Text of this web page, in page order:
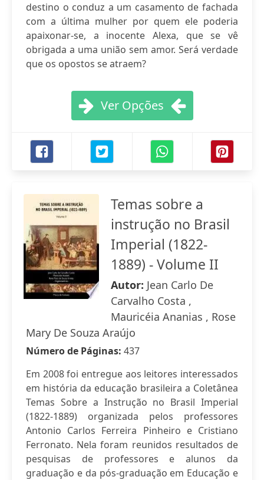
destino o conduz a um casamento de fachada
com a última mulher por quem ele poderia
apaixonar-se, a inocente Alexa, que se vê
obrigada a uma união sem amor. Será verdade
que os opostos se atraem?
Ver Opções
Temas sobre a
instrução no Brasil
Imperial (1822-
1889) - Volume II
Autor: Jean Carlo De
Carvalho Costa ,
Mauricéia Ananias , Rose
Mary De Souza Araújo
Número de Páginas: 437
Em 2008 foi entregue aos leitores interessados
em história da educação brasileira a Coletânea
Temas Sobre a Instrução no Brasil Imperial
(1822-1889) organizada pelos professores
Antonio Carlos Ferreira Pinheiro e Cristiano
Ferronato. Nela foram reunidos resultados de
pesquisas de professores e alunos da
graduação e da pós-graduação em Educação e